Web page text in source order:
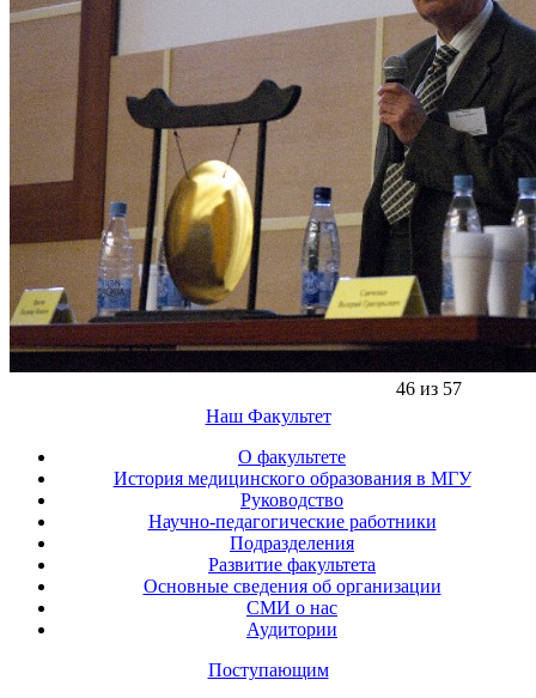
46 из 57
Наш Факультет
О факультете
История медицинского образования в МГУ
Руководство
Научно-педагогические работники
Подразделения
Развитие факультета
Основные сведения об организации
СМИ о нас
Аудитории
Поступающим